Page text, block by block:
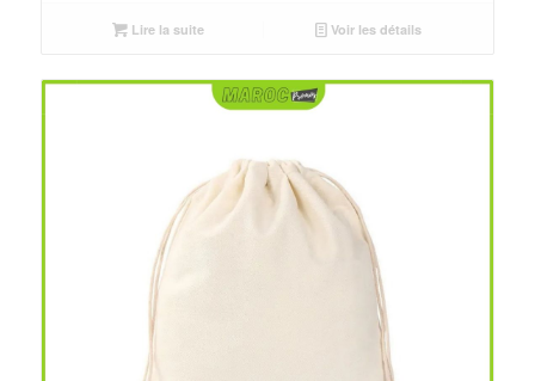
Lire la suite Voir les détails